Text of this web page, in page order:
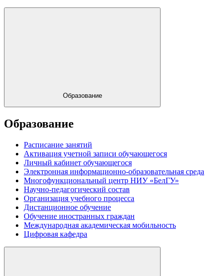
Образование
Образование
Расписание занятий
Активация учетной записи обучающегося
Личный кабинет обучающегося
Электронная информационно-образовательная среда
Многофункциональный центр НИУ «БелГУ»
Научно-педагогический состав
Организация учебного процесса
Дистанционное обучение
Обучение иностранных граждан
Международная академическая мобильность
Цифровая кафедра